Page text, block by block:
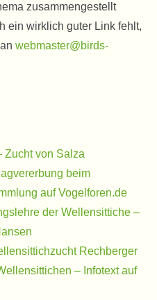
zusammengestellt
ein wirklich guter Link fehlt,
webmaster@birds-
Zucht von Salza
beim
auf Vogelforen.de
der Wellensittiche –
Rechberger
– Infotext auf